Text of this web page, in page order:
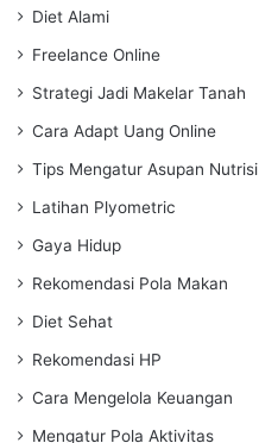
Diet Alami
Freelance Online
Strategi Jadi Makelar Tanah
Cara Adapt Uang Online
Tips Mengatur Asupan Nutrisi
Latihan Plyometric
Gaya Hidup
Rekomendasi Pola Makan
Diet Sehat
Rekomendasi HP
Cara Mengelola Keuangan
Mengatur Pola Aktivitas